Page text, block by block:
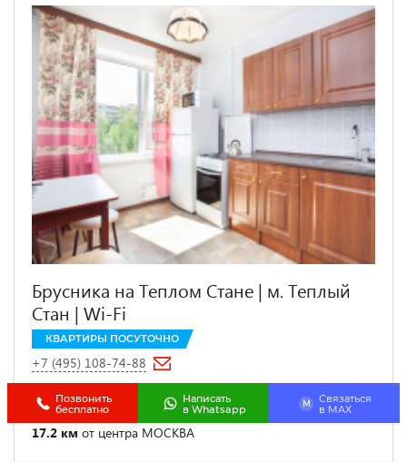
Брусника на Теплом Стане | м. Теплый
Стан | Wi-Fi
КВАРТИРЫ ПОСУТОЧНО
+7 (495) 108-74-88
4.1 км от
Новоясеневская
Москва, ул. Генерала Тюленева, д.31
17.2 км от центра МОСКВА
Позвонить
бесплатно
Написать
в Whatsapp
M
Связаться
в МАХ